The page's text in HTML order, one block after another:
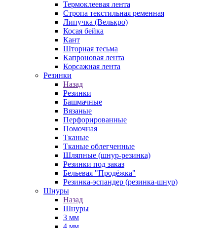
Термоклеевая лента
Стропа текстильная ременная
Липучка (Велькро)
Косая бейка
Кант
Шторная тесьма
Капроновая лента
Корсажная лента
Резинки
Назад
Резинки
Башмачные
Вязаные
Перфорированные
Помочная
Тканые
Тканые облегченные
Шляпные (шнур-резинка)
Резинки под заказ
Бельевая "Продёжка"
Резинка-эспандер (резинка-шнур)
Шнуры
Назад
Шнуры
3 мм
4 мм